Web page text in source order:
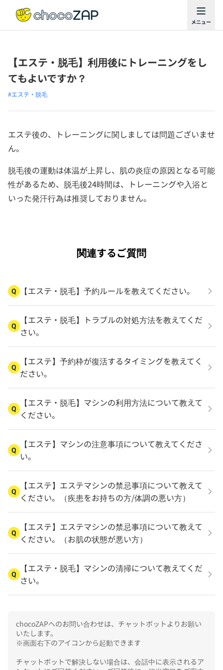
【エステ・脱毛】利用後にトレーニングをし
てもよいですか？
#エステ・脱毛
エステ後の、トレーニングに関しましては問題ございませ
ん。
脱毛後の運動は体温が上昇し、肌の炎症の原因となる可能
性があるため、脱毛後24時間は、トレーニングや入浴と
いった発汗行為は推奨しておりません。
関連するご質問
Q 【エステ・脱毛】予約ルールを教えてください。
Q
【エステ・脱毛】トラブルの対処方法を教えてくだ
さい。
Q
【エステ】予約枠が復活するタイミングを教えてく
ださい。
Q
【エステ・脱毛】マシンの利用方法について教えて
ください。
Q
【エステ】マシンの注意事項について教えてくださ
い。
Q
【エステ】エステマシンの禁忌事項について教えて
ください。（疾患をお持ちの方/体調の悪い方）
Q
【エステ】エステマシンの禁忌事項について教えて
ください。（お肌の状態が悪い方）
Q
【エステ・脱毛】マシンの清掃について教えてくだ
さい。
chocoZAPへのお問い合わせは、チャットボットよりお願い
いたします。
※画面右下のアイコンから起動できます
チャットボットで解決しない場合は、会話中に表示されるア